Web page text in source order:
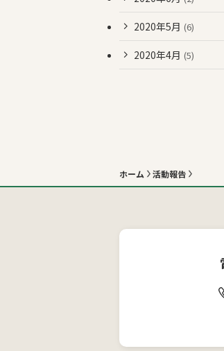
2020年5月 (6)
2020年4月 (5)
ホーム 活動報告